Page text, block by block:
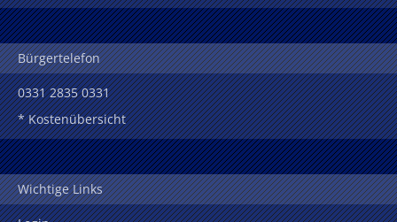
Bürgertelefon
0331 2835 0331
* Kostenübersicht
Wichtige Links